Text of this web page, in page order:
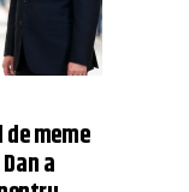
de meme
a